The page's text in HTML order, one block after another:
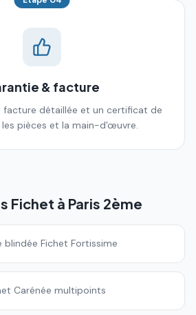
& facture
facture détaillée et un certificat de
les pièces et la main-d'œuvre.
Fichet à Paris 2ème
Fichet Fortissime
Carénée multipoints